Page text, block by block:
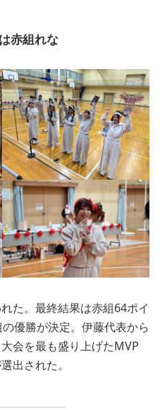
赤組れな
た。最終結果は赤組64ポイ
優勝が決定。伊藤代表から
会を最も盛り上げたMVP
出された。